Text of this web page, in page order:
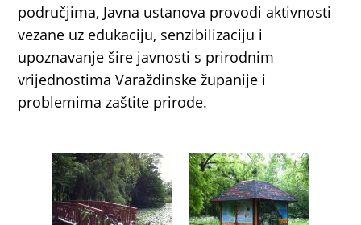
područjima, Javna ustanova provodi aktivnosti
vezane uz edukaciju, senzibilizaciju i
upoznavanje šire javnosti s prirodnim
vrijednostima Varaždinske županije i
problemima zaštite prirode.